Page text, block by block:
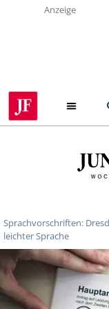
Anzeige
Sprachvorschriften:
leichter Sprache